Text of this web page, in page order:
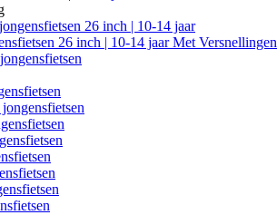
jongensfietsen 26 inch | 10-14 jaar
26 inch | 10-14 jaar Met Versnellingen